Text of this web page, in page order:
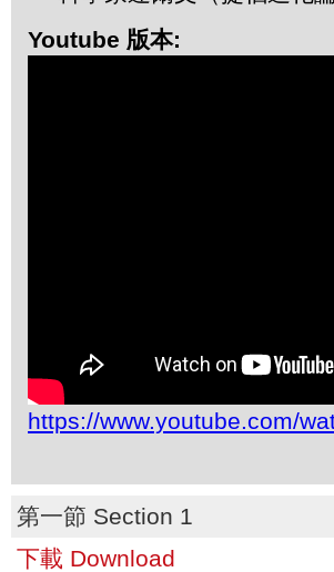
Youtube 版本:
https://www.youtube.com/
第一節 Section 1
下載 Download